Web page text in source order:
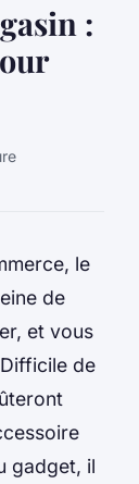
:
le
de
et vous
de
gadget, il